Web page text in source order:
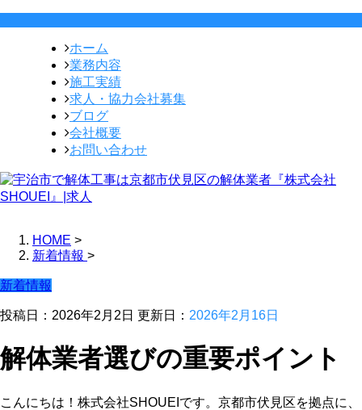
ホーム
業務内容
施工実績
求人・協力会社募集
ブログ
会社概要
お問い合わせ
HOME >
新着情報 >
新着情報
投稿日：2026年2月2日 更新日： 2026年2月16日
解体業者選びの重要ポイント
こんにちは！株式会社SHOUEIです。京都市伏見区を拠点に、